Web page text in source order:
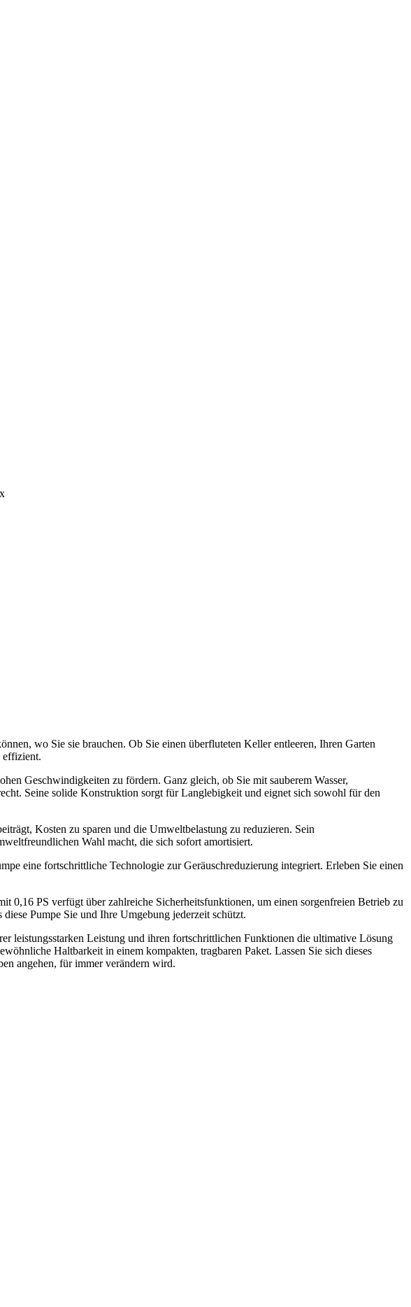
wo Sie sie brauchen. Ob Sie einen überfluteten Keller entleeren, Ihren Garten
effizient.
Geschwindigkeiten zu fördern. Ganz gleich, ob Sie mit sauberem Wasser,
Seine solide Konstruktion sorgt für Langlebigkeit und eignet sich sowohl für den
Kosten zu sparen und die Umweltbelastung zu reduzieren. Sein
Wahl macht, die sich sofort amortisiert.
eine fortschrittliche Technologie zur Geräuschreduzierung integriert. Erleben Sie einen
0,16 PS verfügt über zahlreiche Sicherheitsfunktionen, um einen sorgenfreien Betrieb zu
Pumpe Sie und Ihre Umgebung jederzeit schützt.
leistungsstarken Leistung und ihren fortschrittlichen Funktionen die ultimative Lösung
Haltbarkeit in einem kompakten, tragbaren Paket. Lassen Sie sich dieses
angehen, für immer verändern wird.